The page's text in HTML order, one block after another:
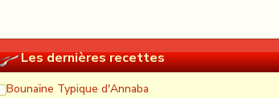
Les dernières recettes
Bounaïne Typique d'Annaba